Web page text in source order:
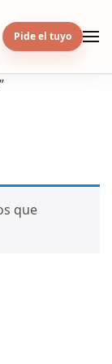
Pide el tuyo
que